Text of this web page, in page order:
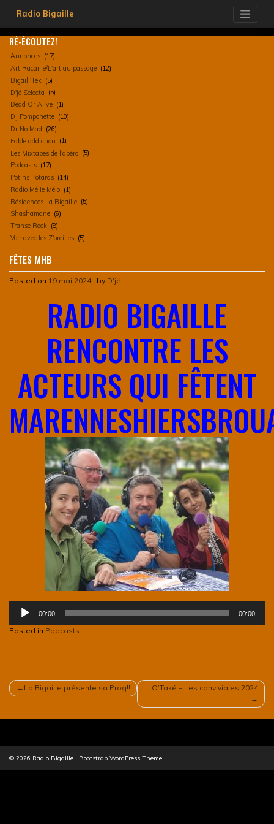
content
Radio Bigaille
RÉ-ÉCOUTEZ!
Annonces (17)
Art Racaille/L'art au passage (12)
Bigaill'Tek (5)
D'jé Selecta (5)
Dead Or Alive (1)
DJ Pomponette (10)
Dr No Mad
(26)
Fable addiction (1)
Les Mixtapes de l'apéro (5)
Podcasts (17)
Potins Potards (14)
Radio Mélie Mélo (1)
Résidences La Bigaille (5)
Shashamane (6)
Transe Rock (8)
Voir avec les Z'oreilles (5)
FÊTES MHB
Posted on 19 mai 2024| by D'jé
RADIO BIGAILLE
RENCONTRE LES
ACTEURS QUI FÊTENT
Lecteur
audio
00:00 00:00
Posted in Podcasts
NAVIGATION
DE
L’ARTICLE
La Bigaille présente sa Prog!! O’Také – Les conviviales 2024
© 2026 Radio Bigaille | Bootstrap WordPress Theme